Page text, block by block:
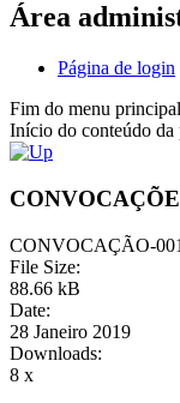
Área
Página de login
Fim do menu principal
Início do conteúdo da
CONVOCAÇÃO-
File Size:
88.66 kB
Date:
28 Janeiro 2019
Downloads:
8 x